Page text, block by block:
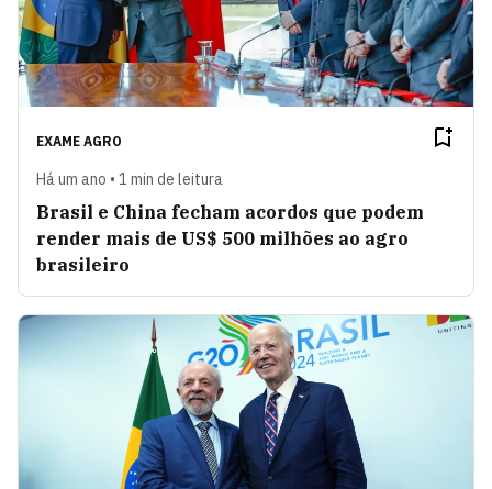
EXAME AGRO
Há um ano • 1 min de leitura
Brasil e China fecham acordos que podem
render mais de US$ 500 milhões ao agro
brasileiro